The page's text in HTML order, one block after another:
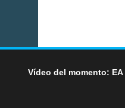
Vídeo del momento: